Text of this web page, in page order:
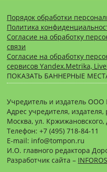
Порядок обработки
Политика
Согласие на обработку
связи
Согласие на обработку
сервисов Yandex.Metrika,
ПОКАЗАТЬ БАННЕРНЫЕ
Учредитель и издатель ООО
Адрес учредителя, издателя,
Москва, ул. Кржижановского,
Телефон: +7 (495) 718-84-11
E-mail: info@tompon.ru
И.О. главного редактора
Разработчик сайта – INFOROS